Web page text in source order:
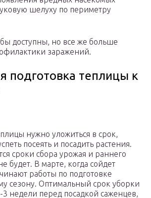
шелуху по периметру
доступны, но все же больше
заражений.
подготовка теплицы к
нужно уложиться в срок,
посеять и посадить растения.
сроки сбора урожая и раннего
будет. В марте, когда сойдет
работы по подготовке
сезону. Оптимальный срок уборки
3 недели перед посадкой саженцев,